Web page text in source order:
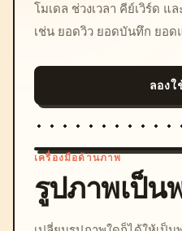
โมเดล ช่วงเวลา คีย์เวิร์ด แ
เช่น ยอดวิว ยอดบันทึก ยอด
ลอง
เครื่องมือด้านภาพ
รูปภาพเป็น